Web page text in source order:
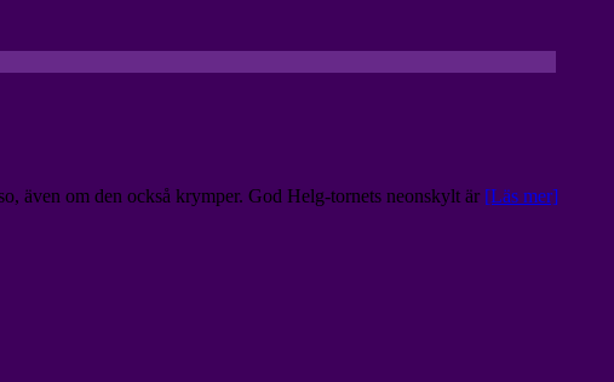
även om den också krymper. God Helg-tornets neonskylt är [Läs mer]